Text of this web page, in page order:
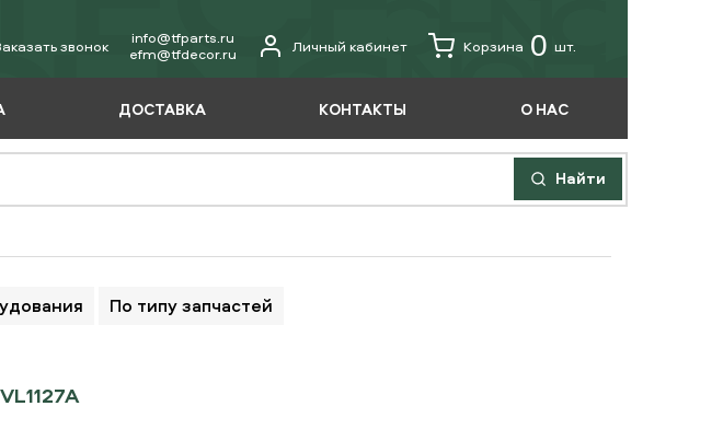
звонок
info@tfparts.ru
еfm@tfdecor.ru
Личный кабинет Корзина 0 шт.
ДОСТАВКА КОНТАКТЫ О НАС
Найти
По типу запчастей